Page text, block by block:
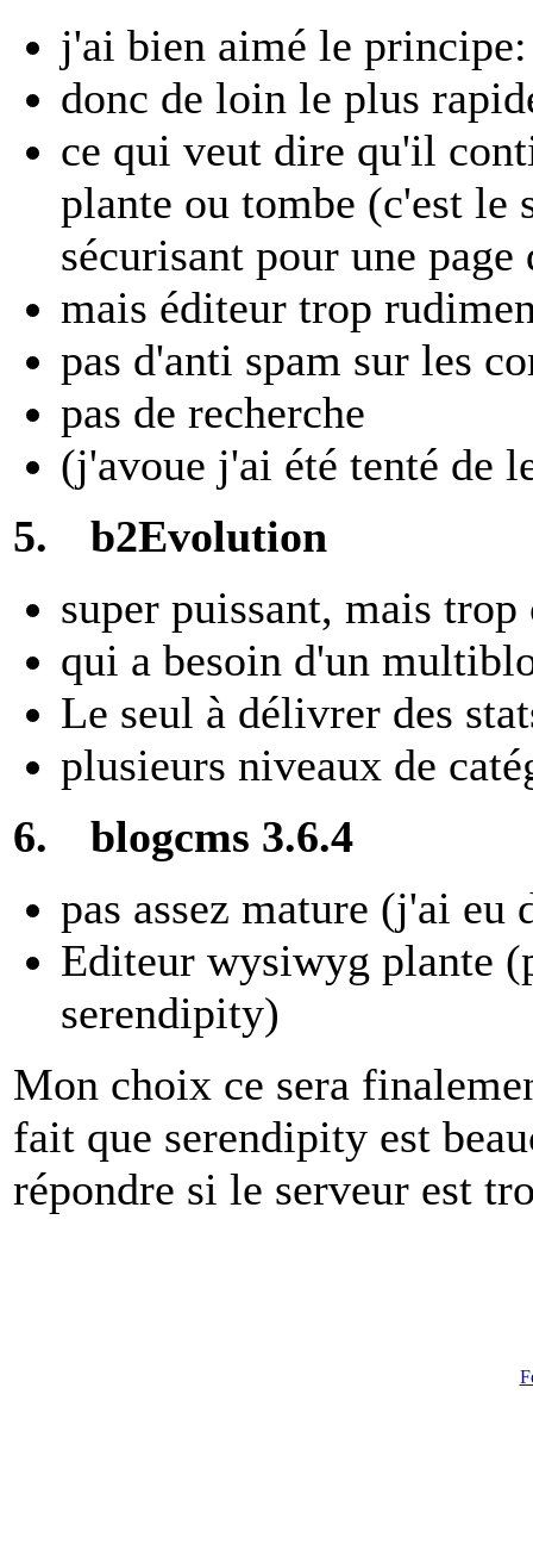
j'ai bien aimé le
donc de loin le plus
ce qui veut dire qu'il
plante ou tombe (c'est
sécurisant pour une page
mais éditeur trop
pas d'anti spam sur les
pas de recherche
(j'avoue j'ai été tenté de
5.
b2Evolution
super puissant, mais
qui a besoin d'un
Le seul à délivrer des
plusieurs niveaux de
6.
blogcms 3.6.4
pas assez mature (j'ai eu
Editeur wysiwyg plante
serendipity)
Mon choix ce sera
fait que serendipity est
répondre si le serveur est